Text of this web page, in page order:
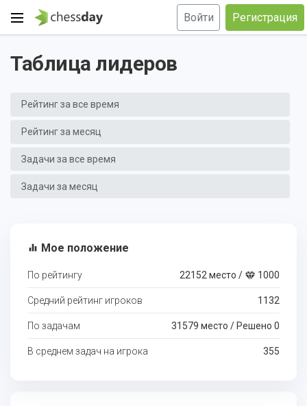
Войти Регистрация
Таблица лидеров
Рейтинг за все время
Рейтинг за месяц
Задачи за все время
Задачи за месяц
equalizer Мое положение
По рейтингу 22152 место / 1000
Средний рейтинг игроков 1132
По задачам 31579 место / Решено 0
В среднем задач на игрока 355